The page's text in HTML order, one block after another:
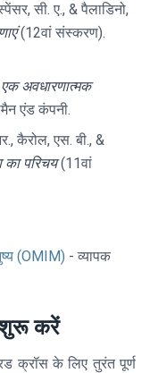
सी. ए., & पैलाडिनो,
(12वां संस्करण).
अवधारणात्मक
एंड कंपनी.
कैरोल, एस. बी., &
परिचय(11वां
(OMIM) - व्यापक
शुरू करें
क्रॉस के लिए तुरंत पूर्ण